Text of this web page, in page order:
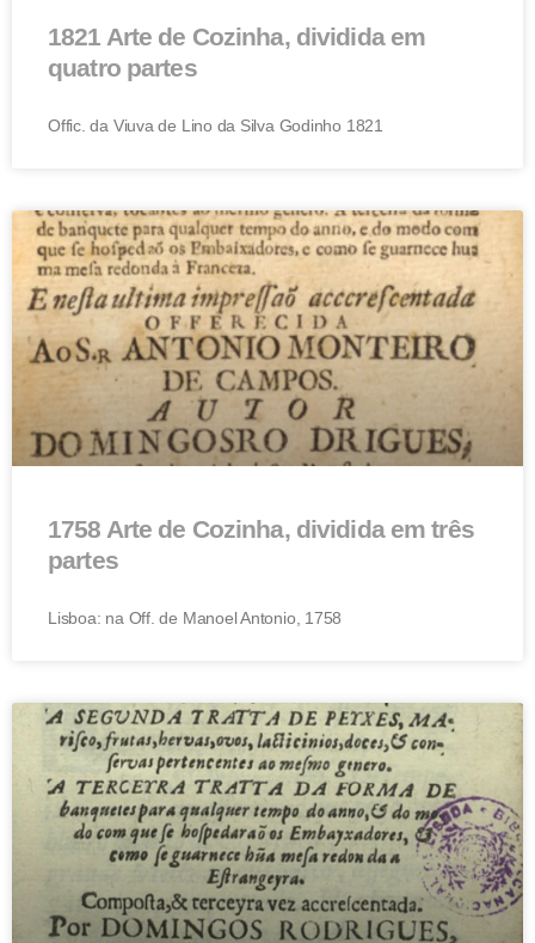
1821 Arte de Cozinha, dividida em
quatro partes
Offic. da Viuva de Lino da Silva Godinho 1821
1758 Arte de Cozinha, dividida em três
partes
Lisboa: na Off. de Manoel Antonio, 1758